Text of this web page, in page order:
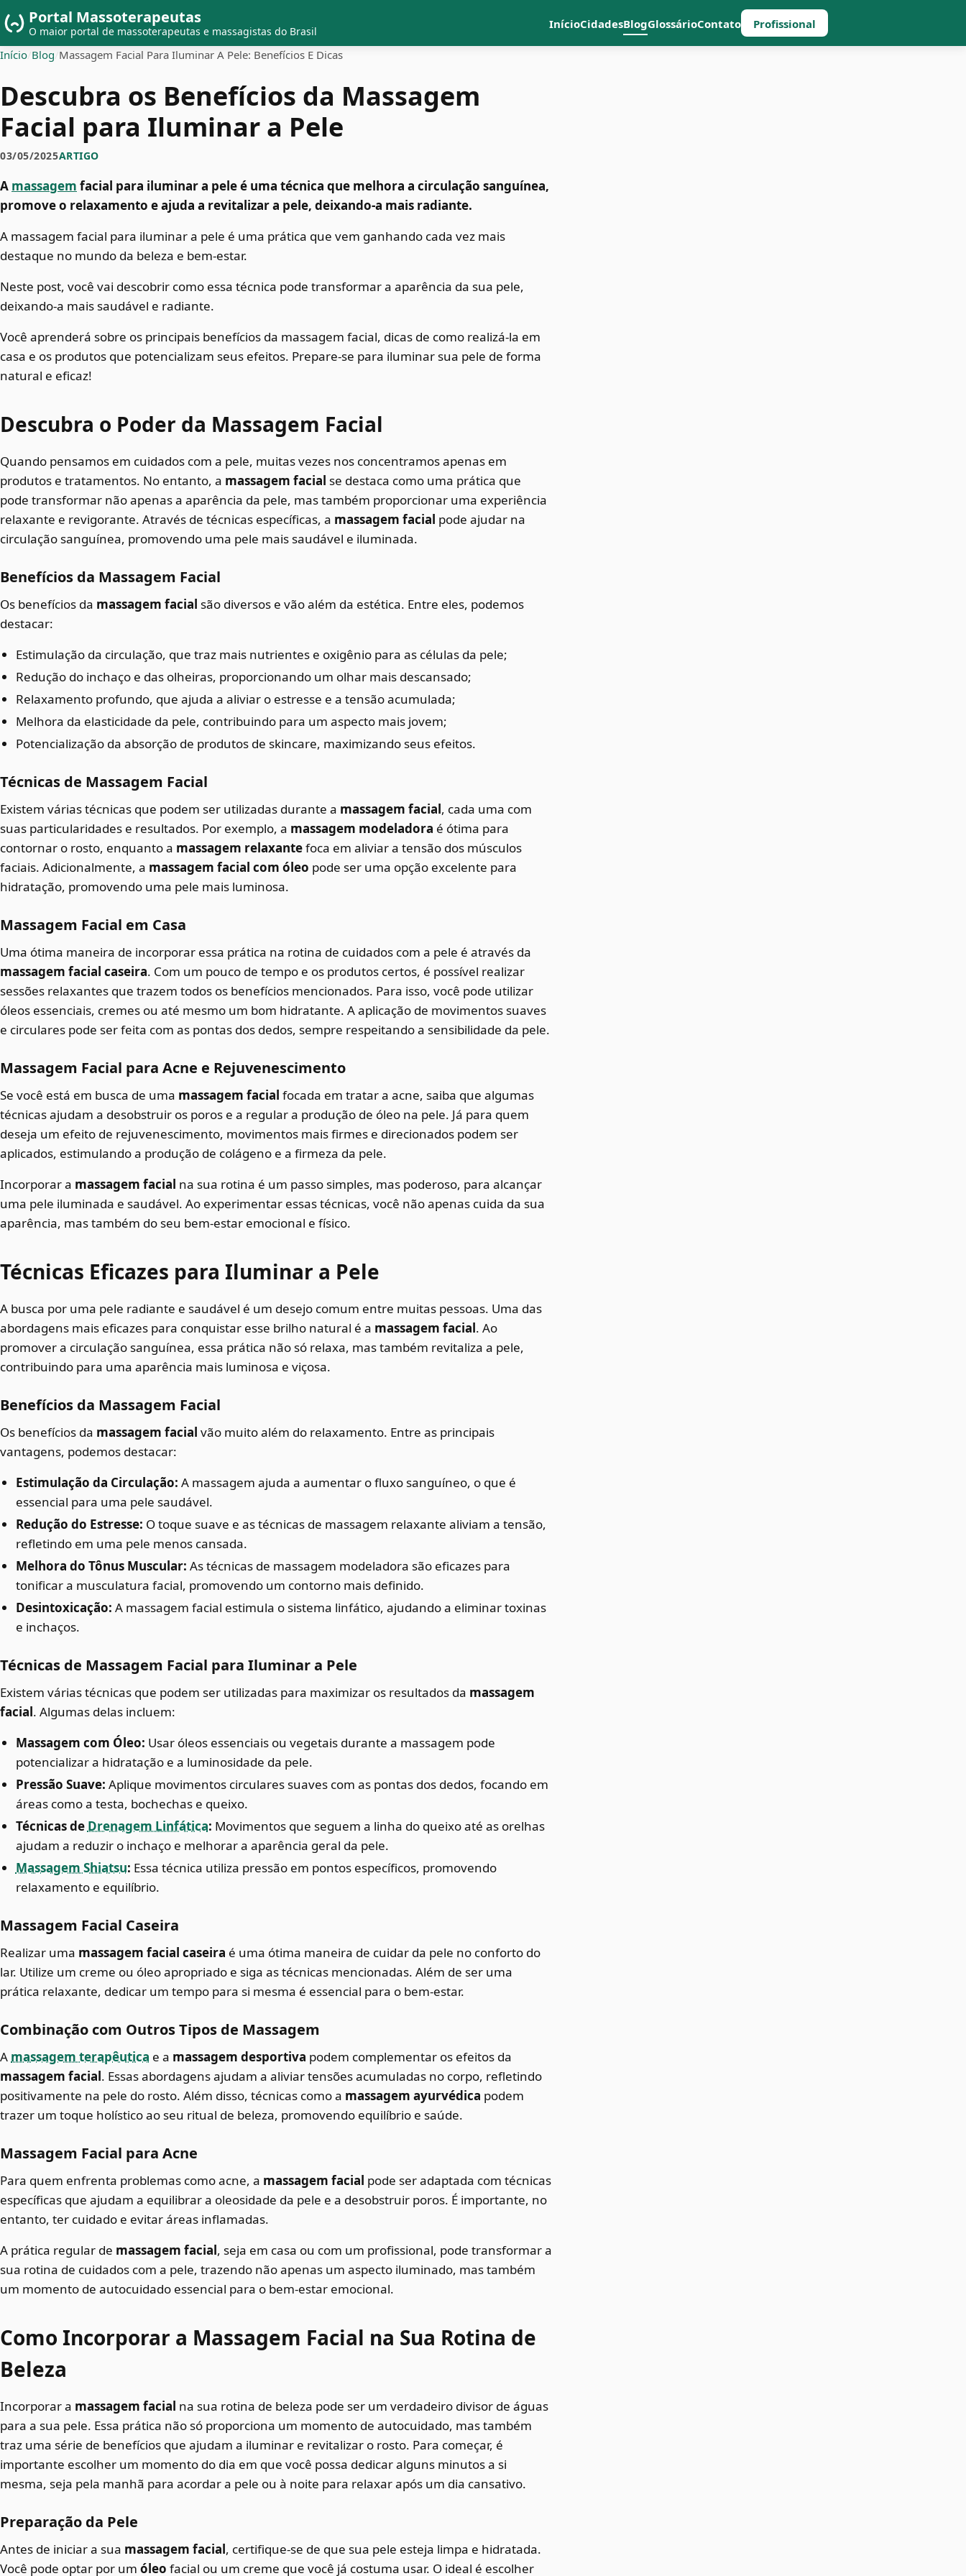
Portal Massoterapeutas
O maior portal de massoterapeutas e massagistas do Brasil
InícioCidadesBlogGlossárioContato Profissional
Início /Blog /Massagem Facial Para Iluminar A Pele: Benefícios E Dicas
Descubra os Benefícios da Massagem
Facial para Iluminar a Pele
03/05/2025ARTIGO
A massagem facial para iluminar a pele é uma técnica que melhora a circulação sanguínea,
promove o relaxamento e ajuda a revitalizar a pele, deixando-a mais radiante.
A massagem facial para iluminar a pele é uma prática que vem ganhando cada vez mais
destaque no mundo da beleza e bem-estar.
Neste post, você vai descobrir como essa técnica pode transformar a aparência da sua pele,
deixando-a mais saudável e radiante.
Você aprenderá sobre os principais benefícios da massagem facial, dicas de como realizá-la em
casa e os produtos que potencializam seus efeitos. Prepare-se para iluminar sua pele de forma
natural e eficaz!
Descubra o Poder da Massagem Facial
Quando pensamos em cuidados com a pele, muitas vezes nos concentramos apenas em
produtos e tratamentos. No entanto, a massagem facial se destaca como uma prática que
pode transformar não apenas a aparência da pele, mas também proporcionar uma experiência
relaxante e revigorante. Através de técnicas específicas, a massagem facial pode ajudar na
circulação sanguínea, promovendo uma pele mais saudável e iluminada.
Benefícios da Massagem Facial
Os benefícios da massagem facial são diversos e vão além da estética. Entre eles, podemos
destacar:
Estimulação da circulação, que traz mais nutrientes e oxigênio para as células da pele;
Redução do inchaço e das olheiras, proporcionando um olhar mais descansado;
Relaxamento profundo, que ajuda a aliviar o estresse e a tensão acumulada;
Melhora da elasticidade da pele, contribuindo para um aspecto mais jovem;
Potencialização da absorção de produtos de skincare, maximizando seus efeitos.
Técnicas de Massagem Facial
Existem várias técnicas que podem ser utilizadas durante a massagem facial, cada uma com
suas particularidades e resultados. Por exemplo, a massagem modeladora é ótima para
contornar o rosto, enquanto a massagem relaxantefoca em aliviar a tensão dos músculos
faciais. Adicionalmente, a massagem facial com óleo pode ser uma opção excelente para
hidratação, promovendo uma pele mais luminosa.
Massagem Facial em Casa
Uma ótima maneira de incorporar essa prática na rotina de cuidados com a pele é através da
massagem facial caseira. Com um pouco de tempo e os produtos certos, é possível realizar
sessões relaxantes que trazem todos os benefícios mencionados. Para isso, você pode utilizar
óleos essenciais, cremes ou até mesmo um bom hidratante. A aplicação de movimentos suaves
e circulares pode ser feita com as pontas dos dedos, sempre respeitando a sensibilidade da pele.
Massagem Facial para Acne e Rejuvenescimento
Se você está em busca de uma massagem facial focada em tratar a acne, saiba que algumas
técnicas ajudam a desobstruir os poros e a regular a produção de óleo na pele. Já para quem
deseja um efeito de rejuvenescimento, movimentos mais firmes e direcionados podem ser
aplicados, estimulando a produção de colágeno e a firmeza da pele.
Incorporar a massagem facial na sua rotina é um passo simples, mas poderoso, para alcançar
uma pele iluminada e saudável. Ao experimentar essas técnicas, você não apenas cuida da sua
aparência, mas também do seu bem-estar emocional e físico.
Técnicas Eficazes para Iluminar a Pele
A busca por uma pele radiante e saudável é um desejo comum entre muitas pessoas. Uma das
abordagens mais eficazes para conquistar esse brilho natural é a massagem facial. Ao
promover a circulação sanguínea, essa prática não só relaxa, mas também revitaliza a pele,
contribuindo para uma aparência mais luminosa e viçosa.
Benefícios da Massagem Facial
Os benefícios da massagem facial vão muito além do relaxamento. Entre as principais
vantagens, podemos destacar:
Estimulação da Circulação: A massagem ajuda a aumentar o fluxo sanguíneo, o que é
essencial para uma pele saudável.
Redução do Estresse: O toque suave e as técnicas de massagem relaxante aliviam a tensão,
refletindo em uma pele menos cansada.
Melhora do Tônus Muscular: As técnicas de massagem modeladora são eficazes para
tonificar a musculatura facial, promovendo um contorno mais definido.
Desintoxicação: A massagem facial estimula o sistema linfático, ajudando a eliminar toxinas
e inchaços.
Técnicas de Massagem Facial para Iluminar a Pele
Existem várias técnicas que podem ser utilizadas para maximizar os resultados da massagem
facial. Algumas delas incluem:
Massagem com Óleo: Usar óleos essenciais ou vegetais durante a massagem pode
potencializar a hidratação e a luminosidade da pele.
Pressão Suave: Aplique movimentos circulares suaves com as pontas dos dedos, focando em
áreas como a testa, bochechas e queixo.
Técnicas de Drenagem Linfática: Movimentos que seguem a linha do queixo até as orelhas
ajudam a reduzir o inchaço e melhorar a aparência geral da pele.
Massagem Shiatsu: Essa técnica utiliza pressão em pontos específicos, promovendo
relaxamento e equilíbrio.
Massagem Facial Caseira
Realizar uma massagem facial caseira é uma ótima maneira de cuidar da pele no conforto do
lar. Utilize um creme ou óleo apropriado e siga as técnicas mencionadas. Além de ser uma
prática relaxante, dedicar um tempo para si mesma é essencial para o bem-estar.
Combinação com Outros Tipos de Massagem
A massagem terapêutica e a massagem desportiva podem complementar os efeitos da
massagem facial. Essas abordagens ajudam a aliviar tensões acumuladas no corpo, refletindo
positivamente na pele do rosto. Além disso, técnicas como a massagem ayurvédica podem
trazer um toque holístico ao seu ritual de beleza, promovendo equilíbrio e saúde.
Massagem Facial para Acne
Para quem enfrenta problemas como acne, a massagem facial pode ser adaptada com técnicas
específicas que ajudam a equilibrar a oleosidade da pele e a desobstruir poros. É importante, no
entanto, ter cuidado e evitar áreas inflamadas.
A prática regular de massagem facial, seja em casa ou com um profissional, pode transformar a
sua rotina de cuidados com a pele, trazendo não apenas um aspecto iluminado, mas também
um momento de autocuidado essencial para o bem-estar emocional.
Como Incorporar a Massagem Facial na Sua Rotina de
Beleza
Incorporar a massagem facial na sua rotina de beleza pode ser um verdadeiro divisor de águas
para a sua pele. Essa prática não só proporciona um momento de autocuidado, mas também
traz uma série de benefícios que ajudam a iluminar e revitalizar o rosto. Para começar, é
importante escolher um momento do dia em que você possa dedicar alguns minutos a si
mesma, seja pela manhã para acordar a pele ou à noite para relaxar após um dia cansativo.
Preparação da Pele
Antes de iniciar a sua massagem facial, certifique-se de que sua pele esteja limpa e hidratada.
Você pode optar por um óleo facial ou um creme que você já costuma usar. O ideal é escolher